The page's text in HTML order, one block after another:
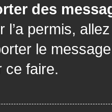
des
l’a permis,
le
ce faire.